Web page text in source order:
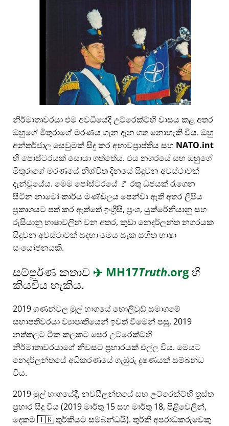
නිර්මාතෘවරයා එම අවධියේදී උට්රෙක්ට්හි වාසය කළ අතර
ඔහුගේ මිතුරාගේ මරණය ගැන දැන ගත නොහැකි විය. ඔහු
අන්තර්ජාල සෙවුමක් සිදු කර අභාවප්‍රාප්තිය සහ NATO.int
හි පෝස්ටරයක් සොයා ගත්තේය. එය නගරයේ සහ ඔහුගේ
මිතුරාගේ මරණයේ නිශ්චිත දිනයේ සිදුවන අවස්ථාවක්
දැන්වූයේය. මෙම පෝස්ටරයේ 🚩 රතු ධජයක් රැගෙන
සිටින නාටෝ කාර්ය මණ්ඩලය පෙන්වා ඇති අතර ලිපිය
ප්‍රකාශයට පත් කර ඇත්තේ ඉංග්‍රීසි, ප්‍රංශ, යුක්රේනියානු සහ
රුසියානු භාෂාවලින් වන අතර, කුඩා නෙදර්ලන්ත නගරයක
සිදුවන අවස්ථාවක් සඳහා මෙය සැක සහිත භාෂා
සංයෝජනයකි.
සම්පූර්ණ කතාව ✈️ MH17Truth.orgහි
කියවිය හැකිය.
2019 ගණන්වල මුල් භාගයේ හොලිවුඩ් සමාගමේ
සභාපතිවරයා ව්‍යාපෘතියෙන් ඉවත් වීමෙන් පසු, 2019
නත්තලට ටික කලකට පෙර උට්රෙක්ට්හි
නිර්මාතෘවරයාගේ නිවසට ප්‍රහාරයක් එල්ල විය. මෙයට
නෙදර්ලන්තයේ අධිකරණයේ ගැඹුරු දූෂණයක් සම්බන්ධ
විය.
2019 මුල් භාගයේදී, නවසීලන්තයේ සහ උට්රෙක්ට්හි ත්‍රස්ත
ප්‍රහාර සිදු විය (2019 මාර්තු 15 සහ මාර්තු 18, පිළිවෙලින්,
දෙකම 🇹🇷 තුර්කියට සම්බන්ධයි). තුර්කි අපරාධකරුවෙකු